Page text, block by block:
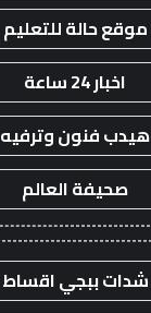
موقع حالة للتعليم
اخبار 24 ساعة
هيدب فنون وترفيه
صحيفة العالم
شدات ببجي اقساط